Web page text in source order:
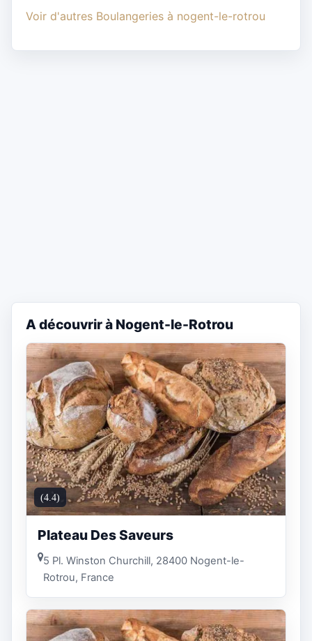
Voir d'autres Boulangeries à nogent-le-rotrou
A découvrir à Nogent-le-Rotrou
(4.4)
Plateau Des Saveurs
5 Pl. Winston Churchill, 28400 Nogent-le-
Rotrou, France